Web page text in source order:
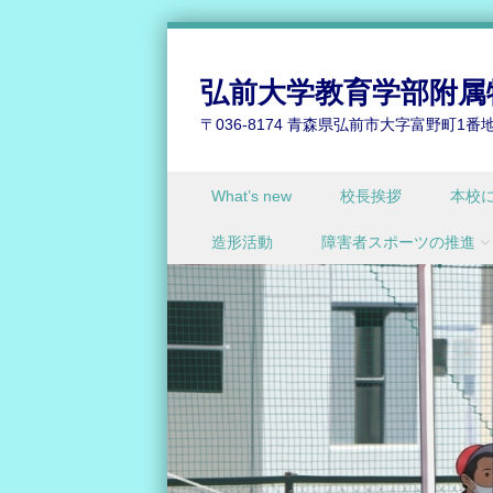
弘前大学教育学部附
〒036-8174 青森県弘前市大字富野町1
MenuWhat’s new 校長挨拶 本校
造形活動 障害者スポーツの推進